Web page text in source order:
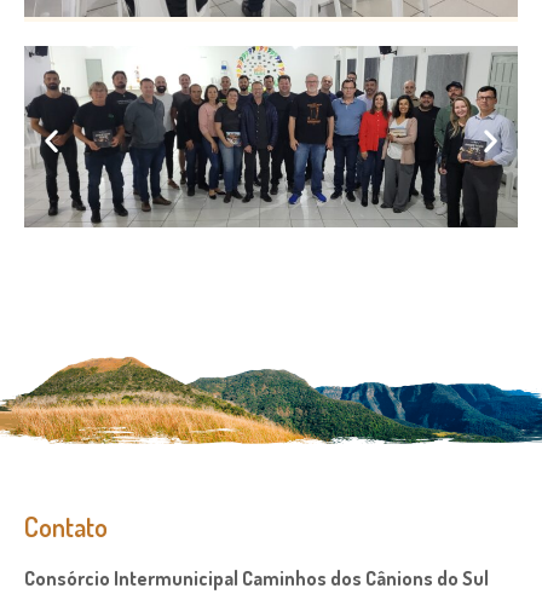
Contato
Consórcio Intermunicipal Caminhos dos Cânions do Sul